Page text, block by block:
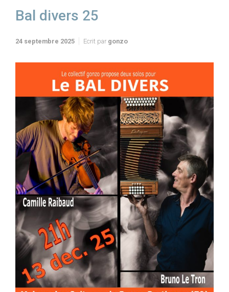
Bal divers 25
24 septembre 2025 Ecrit par gonzo